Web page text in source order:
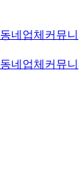
동네업체 커뮤니
동네업체 커뮤니